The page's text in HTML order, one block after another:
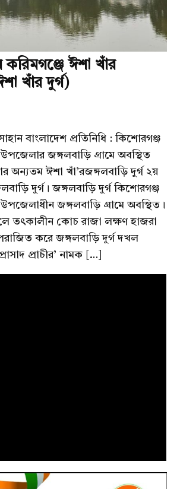
করিমগঞ্জে ঈশা খাঁর
খাঁর দুর্গ)
বাংলাদেশ প্রতিনিধি : কিশোরগঞ্জ
জঙ্গলবাড়ি গ্রামে অবস্থিত
অন্যতম ঈশা খাঁ’রজঙ্গলবাড়ি দুর্গ ২য়
দুর্গ। জঙ্গলবাড়ি দুর্গ কিশোরগঞ্জ
জঙ্গলবাড়ি গ্রামে অবস্থিত।
তৎকালীন কোচ রাজা লক্ষণ হাজরা
করে জঙ্গলবাড়ি দুর্গ দখল
প্রাচীর’ নামক […]